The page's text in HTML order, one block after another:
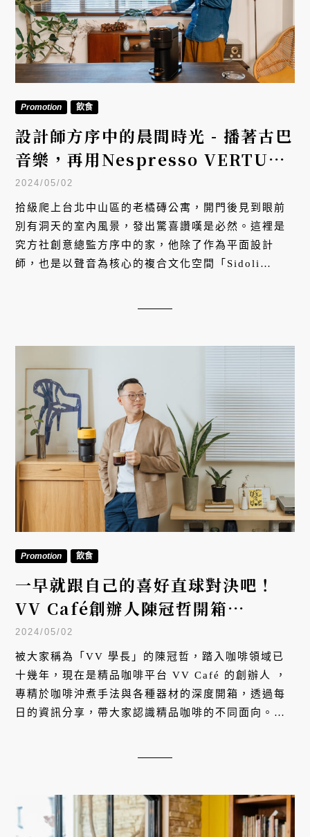
Promotion 飲食
設計師方序中的晨間時光 - 播著古巴
音樂，再用Nespresso VERTUO
做杯特調咖啡
2024/05/02
拾級爬上台北中山區的老橘磚公寓，開門後見到眼前
別有洞天的室內風景，發出驚喜讚嘆是必然。這裡是
究方社創意總監方序中的家，他除了作為平面設計
師，也是以聲音為核心的複合文化空間「Sidoli
VERTUO 膠囊咖啡機融入新居生活，每日精心編排早
Promotion 飲食
一早就跟自己的喜好直球對決吧！
VV Café創辦人陳冠哲開箱
Nespresso VERTUO
2024/05/02
被大家稱為「VV 學長」的陳冠哲，踏入咖啡領域已
十幾年，現在是精品咖啡平台 VV Café 的創辦人 ，
專精於咖啡沖煮手法與各種器材的深度開箱，透過每
日的資訊分享，帶大家認識精品咖啡的不同面向。這